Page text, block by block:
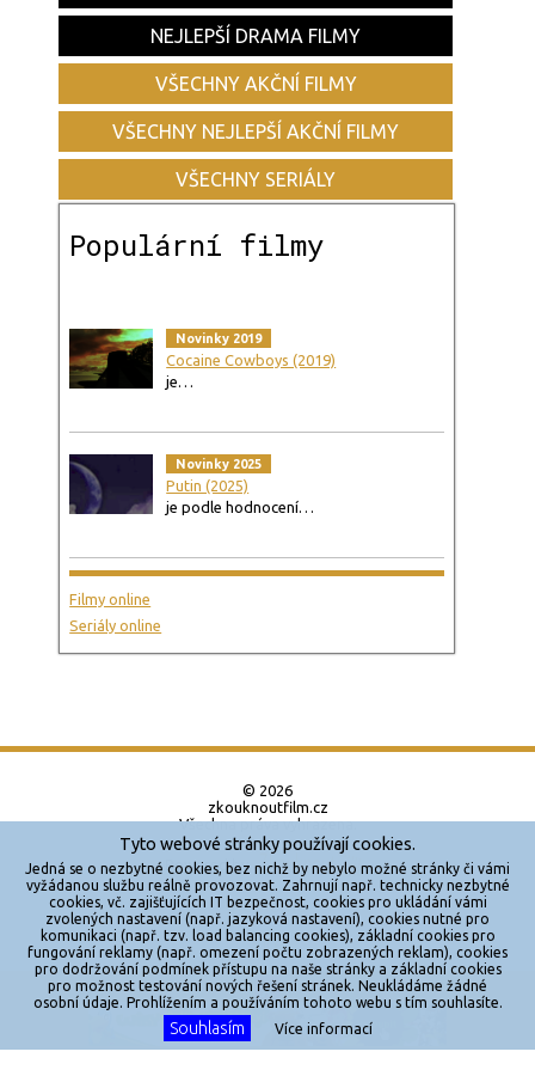
X
NEJLEPŠÍ DRAMA FILMY
VŠECHNY AKČNÍ FILMY
VŠECHNY NEJLEPŠÍ AKČNÍ FILMY
VŠECHNY SERIÁLY
Populární filmy
Novinky 2019
Cocaine Cowboys (2019)
je…
Novinky 2025
Putin (2025)
je podle hodnocení…
Filmy online
Seriály online
© 2026
zkouknoutfilm.cz
Všechna práva vyhrazena.
Powered by
Reklama
Sítě
Redakce
Jakékoliv užití obsahu je bez souhlasu provozovatele zakázáno.
Tyto webové stránky používají cookies.
Jedná se o nezbytné cookies, bez nichž by nebylo možné stránky či vámi
vyžádanou službu reálně provozovat. Zahrnují např. technicky nezbytné
cookies, vč. zajišťujících IT bezpečnost, cookies pro ukládání vámi
zvolených nastavení (např. jazyková nastavení), cookies nutné pro
komunikaci (např. tzv. load balancing cookies), základní cookies pro
fungování reklamy (např. omezení počtu zobrazených reklam), cookies
pro dodržování podmínek přístupu na naše stránky a základní cookies
pro možnost testování nových řešení stránek. Neukládáme žádné
osobní údaje. Prohlížením a používáním tohoto webu s tím souhlasíte.
Souhlasím Více informací